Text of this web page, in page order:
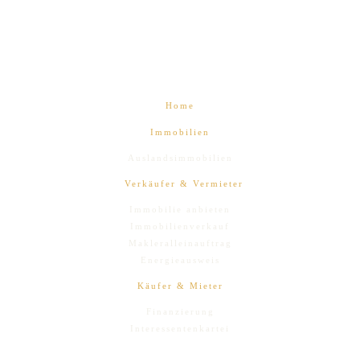
Home
Immobilien
Verkäufer & Vermieter
Makleralleinauftrag
Käufer & Mieter
Finanzierung